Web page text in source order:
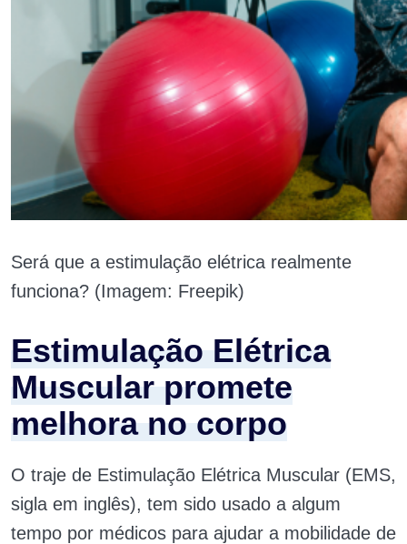
Será que a estimulação elétrica realmente
funciona? (Imagem: Freepik)
Estimulação Elétrica
Muscular promete
melhora no corpo
O traje de Estimulação Elétrica Muscular (EMS,
sigla em inglês), tem sido usado a algum
tempo por médicos para ajudar a mobilidade de